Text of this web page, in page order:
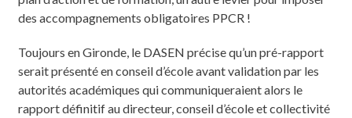
des accompagnements obligatoires PPCR !
Toujours en Gironde, le DASEN précise qu’un pré-rapport
serait présenté en conseil d’école avant validation par les
autorités académiques qui communiqueraient alors le
rapport définitif au directeur, conseil d’école et collectivité